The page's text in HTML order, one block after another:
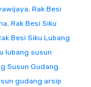
, Rak Besi
, Rak Besi Siku
Besi Siku Lubang
lubang susun
Susun Gudang
gudang arsip